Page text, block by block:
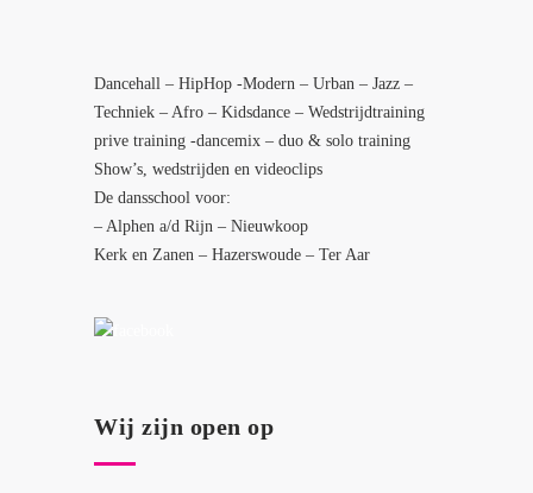
Dancehall – HipHop -Modern – Urban – Jazz –
Techniek – Afro – Kidsdance – Wedstrijdtraining
prive training -dancemix – duo & solo training
Show’s, wedstrijden en videoclips
De dansschool voor:
– Alphen a/d Rijn – Nieuwkoop
Kerk en Zanen – Hazerswoude – Ter Aar
Wij zijn open op